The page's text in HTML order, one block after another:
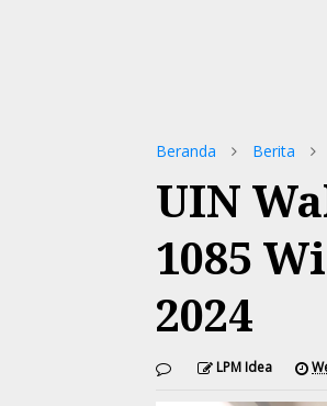
Beranda Berita
UIN
1085
2024
LPM Idea